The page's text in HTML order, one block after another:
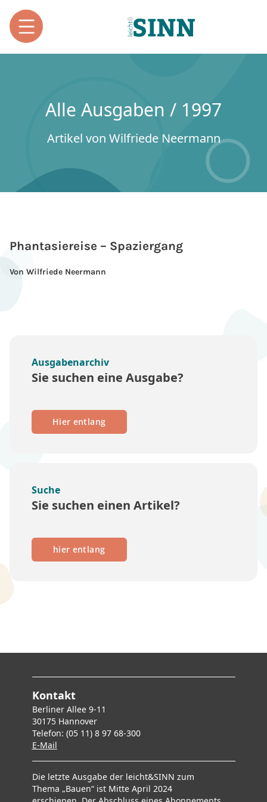
Alle Ausgaben / 1997
Artikel von Wilfriede Neermann
Phantasiereise – Spaziergang
Von Wilfriede Neermann
Ausgabenarchiv
Sie suchen eine Ausgabe?
Hier entlang
Suche
Sie suchen einen Artikel?
hier entlang
Kontakt
Berliner Allee 9-11
30175 Hannover
Telefon: (05 11) 8 97 68-300
E-Mail
Die letzte Ausgabe der leicht&SINN zum
Thema „Bauen“ ist Mitte April 2024